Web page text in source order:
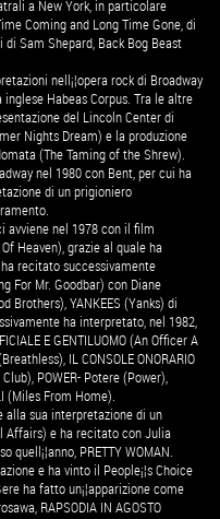
a New York, in particolare
Coming and Long Time Gone, di
Sam Shepard, Back Bog Beast
nell¡¦opera rock di Broadway
Habeas Corpus. Tra le altre
del Lincoln Center di
Nights Dream) e la produzione
(The Taming of the Shrew).
nel 1980 con Bent, per cui ha
di un prigioniero
avviene nel 1978 con il film
Heaven), grazie al quale ha
recitato successivamente
For Mr. Goodbar) con Diane
Brothers), YANKEES (Yanks) di
ha interpretato, nel 1982,
E GENTILUOMO (An Officer A
IL CONSOLE ONORARIO
POWER- Potere (Power),
(Miles From Home).
alla sua interpretazione di un
Affairs) e ha recitato con Julia
PRETTY WOMAN.
e ha vinto il People¡¦s Choice
ha fatto un¡¦apparizione come
RAPSODIA IN AGOSTO